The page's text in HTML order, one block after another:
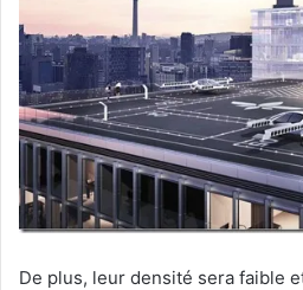
De plus, leur densité sera faible